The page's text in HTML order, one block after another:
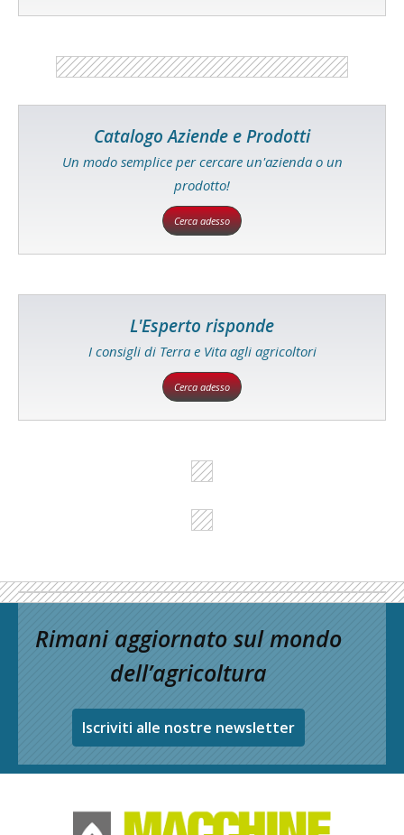
Catalogo Aziende e Prodotti
Un modo semplice per cercare un'azienda o un
prodotto!
Cerca adesso
L'Esperto risponde
I consigli di Terra e Vita agli agricoltori
Cerca adesso
Rimani aggiornato sul mondo
dell’agricoltura
Iscriviti alle nostre newsletter